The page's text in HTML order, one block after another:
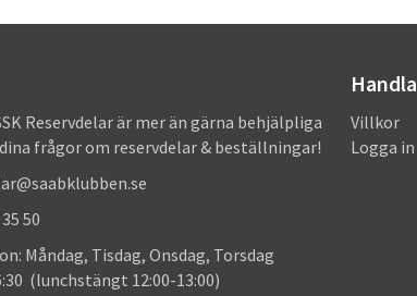
Reservdelar är mer än gärna behjälpliga
frågor om reservdelar & beställningar!
50
Måndag, Tisdag, Onsdag, Torsdag
(lunchstängt 12:00-13:00)
Handla
Villkor
Logga in